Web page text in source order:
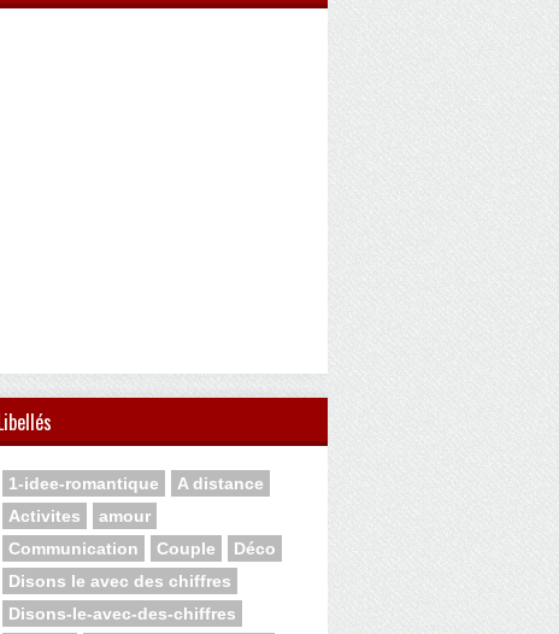
1-idee-romantique
A distance
Activites
amour
Communication
Couple
Déco
Disons le avec des chiffres
Disons-le-avec-des-chiffres